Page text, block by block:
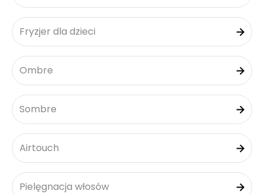
Fryzjer dla dzieci
Ombre
Sombre
Airtouch
Pielęgnacja włosów